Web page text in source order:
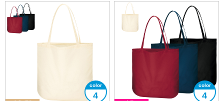
4 4